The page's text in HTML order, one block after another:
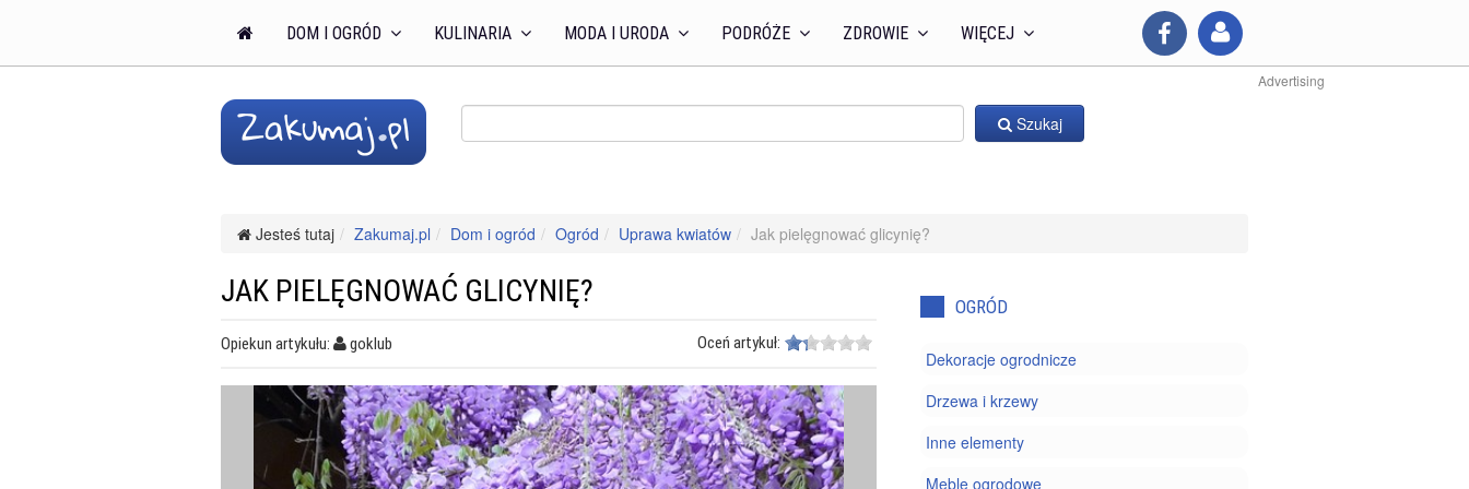
DOM I OGRÓD KULINARIA MODA I URODA PODRÓŻE ZDROWIE WIĘCEJ
Advertising
Szukaj
Jesteś tutaj Zakumaj.pl Dom i ogród Ogród Uprawa kwiatów Jak pielęgnować glicynię?
JAK PIELĘGNOWAĆ GLICYNIĘ?
Opiekun artykułu: goklub Oceń artykuł:
OGRÓD
Dekoracje ogrodnicze
Drzewa i krzewy
Inne elementy
Meble ogrodowe